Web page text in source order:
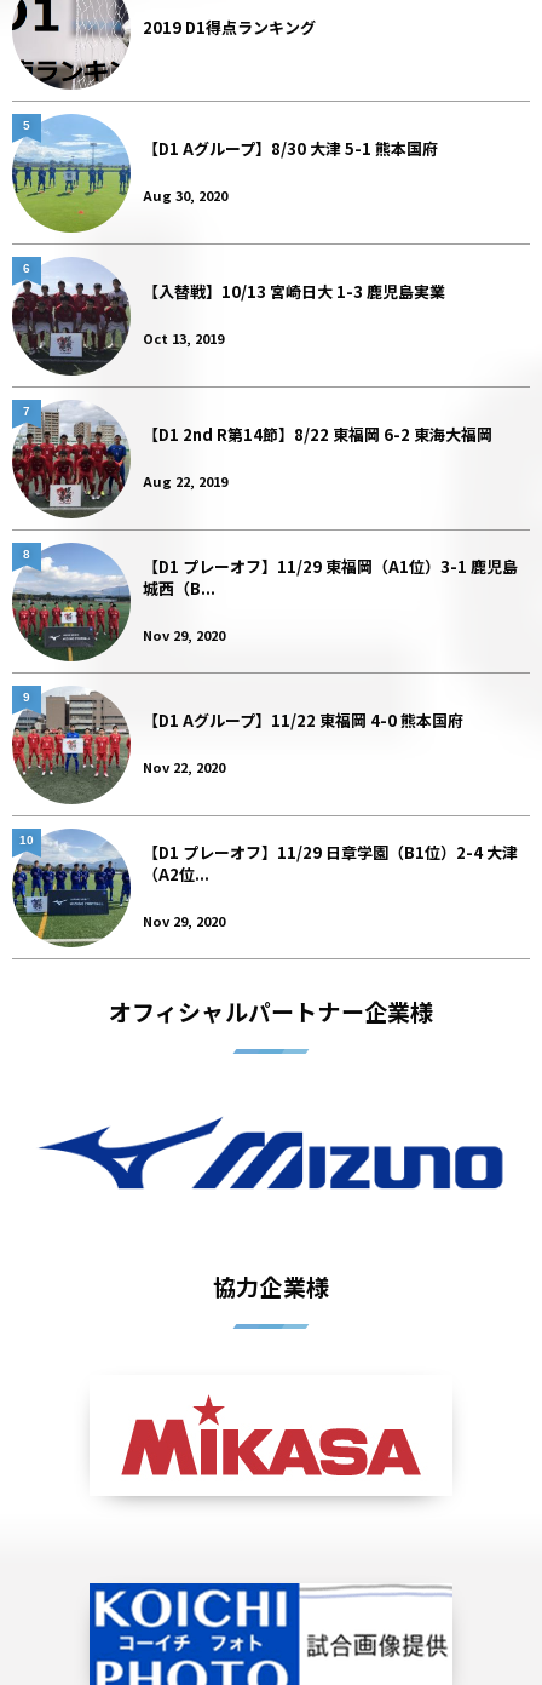
2019 D1得点ランキング
【D1 Aグループ】8/30 大津 5-1 熊本国府
Aug 30, 2020
5
【入替戦】10/13 宮崎日大 1-3 鹿児島実業
Oct 13, 2019
6
【D1 2nd R第14節】8/22 東福岡 6-2 東海大福岡
Aug 22, 2019
7
【D1 プレーオフ】11/29 東福岡（A1位）3-1 鹿児島
城西（B...
Nov 29, 2020
8
【D1 Aグループ】11/22 東福岡 4-0 熊本国府
Nov 22, 2020
9
【D1 プレーオフ】11/29 日章学園（B1位）2-4 大津
（A2位...
Nov 29, 2020
10
オフィシャルパートナー企業様
協力企業様